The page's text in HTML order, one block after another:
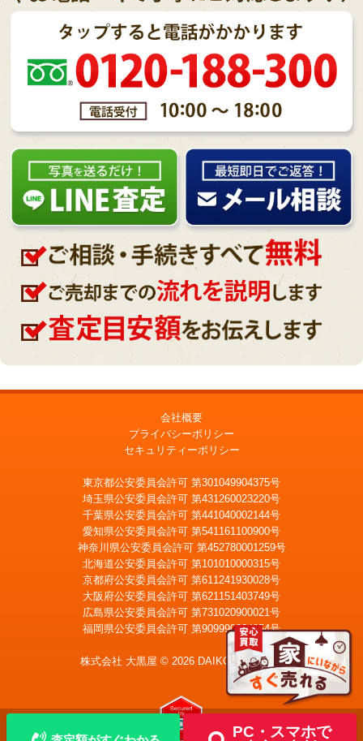
PC・スマホで
LINE査定 メール査定
宅配買取を申込む
会社概要
プライバシーポリシー
セキュリティーポリシー
東京都公安委員会許可 第301049904375号
埼玉県公安委員会許可 第431260023220号
千葉県公安委員会許可 第441040002144号
愛知県公安委員会許可 第541161100900号
神奈川県公安委員会許可 第452780001259号
北海道公安委員会許可 第101010000315号
京都府公安委員会許可 第611241930028号
大阪府公安委員会許可 第621151403749号
広島県公安委員会許可 第731020900021号
福岡県公安委員会許可 第909990034054号
株式会社 大黒屋 © 2026 DAIKOKUYA, Inc.